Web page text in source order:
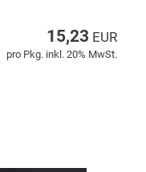
15,23 EUR
pro Pkg. inkl. 20% MwSt.